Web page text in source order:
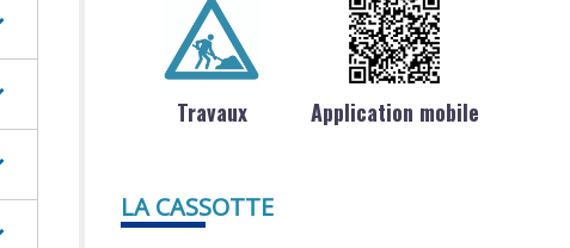
Travaux Application mobile
LA CASSOTTE